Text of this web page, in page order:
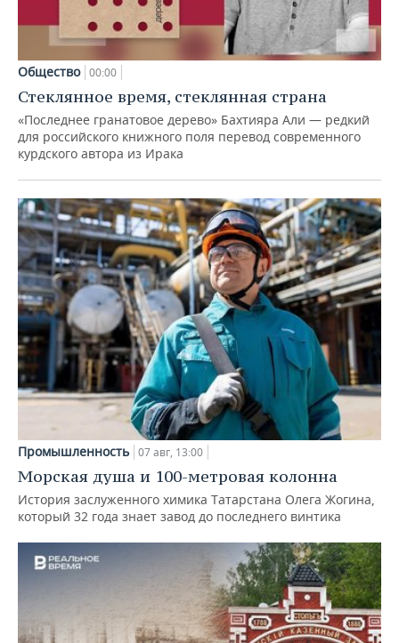
Общество 00:00
Стеклянное время, стеклянная страна
«Последнее гранатовое дерево» Бахтияра Али — редкий
для российского книжного поля перевод современного
курдского автора из Ирака
Промышленность 07 авг, 13:00
Морская душа и 100-метровая колонна
История заслуженного химика Татарстана Олега Жогина,
который 32 года знает завод до последнего винтика